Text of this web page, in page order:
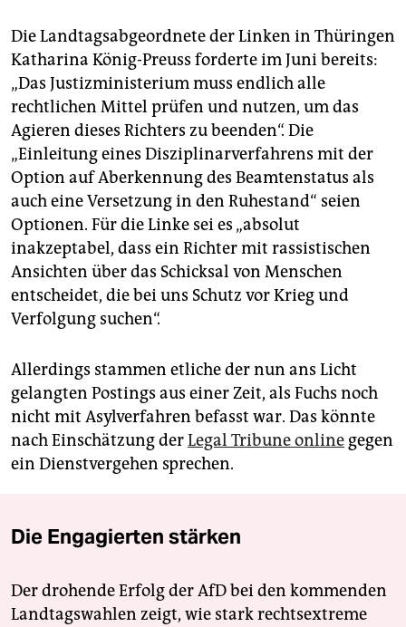
Die Landtagsabgeordnete der Linken in Thüringen
Katharina König-Preuss forderte im Juni bereits:
„Das Justizministerium muss endlich alle
rechtlichen Mittel prüfen und nutzen, um das
Agieren dieses Richters zu beenden“. Die
„Einleitung eines Disziplinarverfahrens mit der
Option auf Aberkennung des Beamtenstatus als
auch eine Versetzung in den Ruhestand“ seien
Optionen. Für die Linke sei es „absolut
inakzeptabel, dass ein Richter mit rassistischen
Ansichten über das Schicksal von Menschen
entscheidet, die bei uns Schutz vor Krieg und
Verfolgung suchen“.
Allerdings stammen etliche der nun ans Licht
gelangten Postings aus einer Zeit, als Fuchs noch
nicht mit Asylverfahren befasst war. Das könnte
nach Einschätzung derLegal Tribune online gegen
ein Dienstvergehen sprechen.
Die Engagierten stärken
Der drohende Erfolg der AfD bei den kommenden
Landtagswahlen zeigt, wie stark rechtsextreme